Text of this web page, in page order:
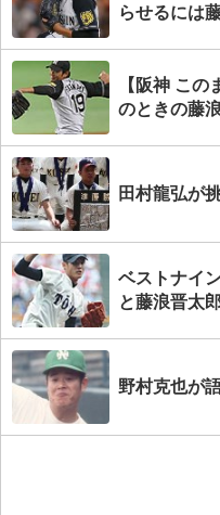
らせるには
【阪神 こ
のときの藤
田村龍弘が
ベストナイ
と藤浪晋太
野村克也が